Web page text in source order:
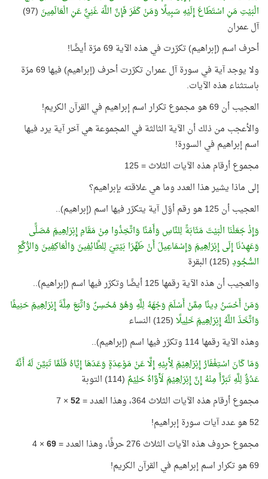
الْبَيْتِ مَنِ اسْتَطَاعَ إِلَيْهِ سَبِيلًا وَمَنْ كَفَرَ فَإِنَّ اللَّهَ غَنِيٌّ عَنِ الْعَالَمِينَ
(97)
آل عمران
أحرف اسم (إبراهيم) تكرّرت في هذه الآية 69 مرّة أيضًا!
ولا يوجد آية في سورة آل عمران تكرّرت أحرف (إبراهيم) فيها 69 مرّة
باستثناء هذه الآيات.
العجيب أن 69 هو مجموع تكرار اسم إبراهيم في القرآن الكريم!
والأعجب من ذلك أن الآية الثالثة في المجموعة هي آخر آية يرد فيها
اسم إبراهيم في السورة!
مجموع أرقام هذه الآيات الثلاث = 125
إلى ماذا يشير هذا العدد وما هي علاقته بإبراهيم؟
العجيب أن 125 هو رقم أوّل آية يتكرّر فيها اسم (إبراهيم)..
وَإِذْ جَعَلْنَا الْبَيْتَ مَثَابَةً لِلنَّاسِ وَأَمْنًا وَاتَّخِذُوا مِنْ مَقَامِإِبْرَاهِيمَ مُصَلًّى
وَعَهِدْنَا إِلَىإِبْرَاهِيمَ وَإِسْمَاعِيلَ أَنْ طَهِّرَا بَيْتِيَ لِلطَّائِفِينَ وَالْعَاكِفِينَ وَالرُّكَّعِ
السُّجُودِ(125) البقرة
والعجيب أن هذه الآية رقمها 125 أيضًا وتكرّر فيها اسم (إبراهيم)..
وَمَنْ أَحْسَنُ دِينًا مِمَّنْ أَسْلَمَ وَجْهَهُ لِلَّهِ وَهُوَ مُحْسِنٌ وَاتَّبَعَ مِلَّةَإِبْرَاهِيمَحَنِيفًا
وَاتَّخَذَ اللَّهُإِبْرَاهِيمَخَلِيلًا(125) النساء
وهذه الآية رقمها 114 وتكرّر فيها اسم (إبراهيم)..
وَمَا كَانَ اسْتِغْفَارُإِبْرَاهِيْمَلِأَبِيْهِ إِلَّا عَنْ مَوْعِدَةٍ وَعَدَهَا إِيَّاهُ فَلَمَّا تَبَيَّنَ لَهُ أَنَّهُ
عَدُوٌّ لِلَّهِ تَبَرَّأَ مِنْهُ إِنَّإِبْرَاهِيْمَ لَأَوَّاهٌ حَلِيْمٌ (114) التوبة
مجموع أرقام هذه الآيات الثلاث 364، وهذا العدد =
52
× 7
52 هو عدد آيات سورة إبراهيم!
مجموع حروف هذه الآيات الثلاث 276 حرفًا، وهذا العدد =
69
× 4
69 هو تكرار اسم إبراهيم في القرآن الكريم!